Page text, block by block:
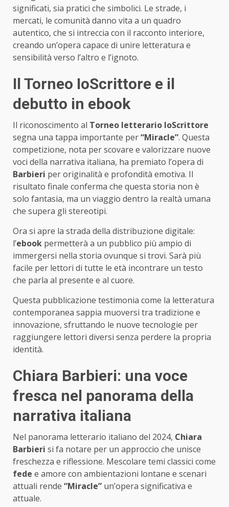
significati, sia pratici che simbolici. Le strade, i
mercati, le comunità danno vita a un quadro
autentico, che si intreccia con il racconto interiore,
creando un’opera capace di unire letteratura e
sensibilità verso l’altro e l’ignoto.
Il Torneo IoScrittore e il
debutto in ebook
Il riconoscimento al Torneo letterario IoScrittore
segna una tappa importante per“Miracle”. Questa
competizione, nota per scovare e valorizzare nuove
voci della narrativa italiana, ha premiato l’opera di
Barbieri per originalità e profondità emotiva. Il
risultato finale conferma che questa storia non è
solo fantasia, ma un viaggio dentro la realtà umana
che supera gli stereotipi.
Ora si apre la strada della distribuzione digitale:
l’ebook permetterà a un pubblico più ampio di
immergersi nella storia ovunque si trovi. Sarà più
facile per lettori di tutte le età incontrare un testo
che parla al presente e al cuore.
Questa pubblicazione testimonia come la letteratura
contemporanea sappia muoversi tra tradizione e
innovazione, sfruttando le nuove tecnologie per
raggiungere lettori diversi senza perdere la propria
identità.
Chiara Barbieri: una voce
fresca nel panorama della
narrativa italiana
Nel panorama letterario italiano del 2024, Chiara
Barbieri si fa notare per un approccio che unisce
freschezza e riflessione. Mescolare temi classici come
fede e amore con ambientazioni lontane e scenari
attuali rende “Miracle” un’opera significativa e
attuale.